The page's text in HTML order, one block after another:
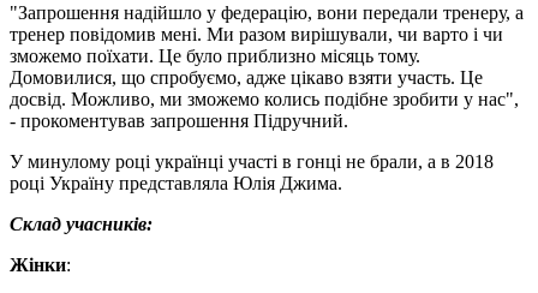
"Запрошення надійшло у федерацію, вони передали тренеру, а
тренер повідомив мені. Ми разом вирішували, чи варто і чи
зможемо поїхати. Це було приблизно місяць тому.
Домовилися, що спробуємо, адже цікаво взяти участь. Це
досвід. Можливо, ми зможемо колись подібне зробити у нас",
- прокоментував запрошення Підручний.
У минулому році українці участі в гонці не брали, а в 2018
році Україну представляла Юлія Джима.
Склад учасників:
Жінки: